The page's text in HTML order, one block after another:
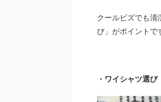
クールビズでも
び」がポイントで
・ワイシャツ選び